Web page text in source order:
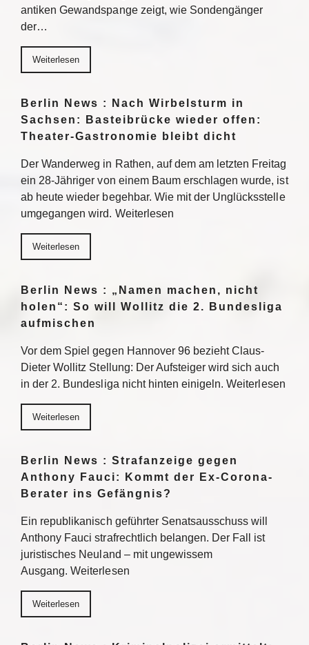
antiken Gewandspange zeigt, wie Sondengänger
der…
Weiterlesen
Berlin News : Nach Wirbelsturm in
Sachsen: Basteibrücke wieder offen:
Theater-Gastronomie bleibt dicht
Der Wanderweg in Rathen, auf dem am letzten Freitag
ein 28-Jähriger von einem Baum erschlagen wurde, ist
ab heute wieder begehbar. Wie mit der Unglücksstelle
umgegangen wird. Weiterlesen
Weiterlesen
Berlin News : „Namen machen, nicht
holen“: So will Wollitz die 2. Bundesliga
aufmischen
Vor dem Spiel gegen Hannover 96 bezieht Claus-
Dieter Wollitz Stellung: Der Aufsteiger wird sich auch
in der 2. Bundesliga nicht hinten einigeln. Weiterlesen
Weiterlesen
Berlin News : Strafanzeige gegen
Anthony Fauci: Kommt der Ex-Corona-
Berater ins Gefängnis?
Ein republikanisch geführter Senatsausschuss will
Anthony Fauci strafrechtlich belangen. Der Fall ist
juristisches Neuland – mit ungewissem
Ausgang. Weiterlesen
Weiterlesen